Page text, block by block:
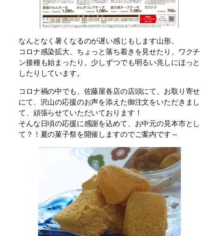
なんとなく暑くなるのが遅い感じもします山形。
コロナ感染拡大、ちょっと落ち着きを見せたり、ワクチ
ン接種も始まったり。少しずつでも明るい兆しにほっと
したりしています。
コロナ禍の中でも、佐藤屋各店の店頭にて、お取り寄せ
にて、沢山の応援のお声を添えた御注文をいただきまし
て、頑張らせていただいております！
そんな日頃の応援に感謝を込めて、お中元の見本市とし
て？！夏の菓子祭を開催しますのでご案内です～